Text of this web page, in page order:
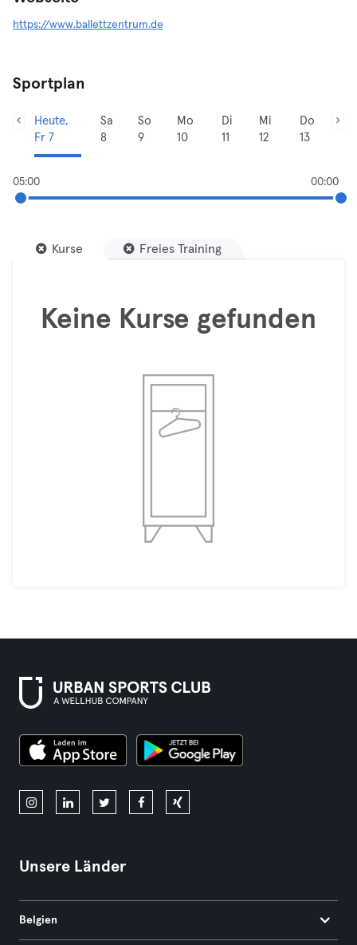
https://www.ballettzentrum.de
Sportplan
Heute,
Fr 7
Sa
8
So
9
Mo
10
Di
11
Mi
12
Do
13
05:00 00:00
Kurse Freies Training
Keine Kurse gefunden
Unsere Länder
Belgien